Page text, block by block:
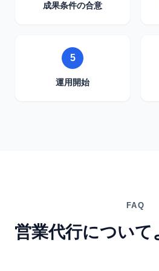
成果条件の合意
5
運用開始
FAQ
営業代行について